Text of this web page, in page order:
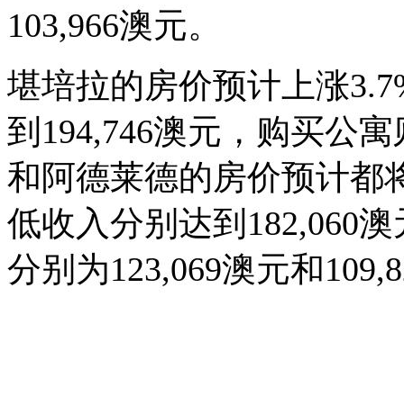
103,966澳元。
堪培拉的房价预计上涨
到194,746澳元，购买公寓
和阿德莱德的房价预计都
低收入分别达到182,060澳
分别为123,069澳元和